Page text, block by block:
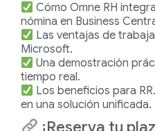
Cómo Omne RH
nómina en Business
Las ventajas de
Microsoft.
Una demostración
tiempo real.
Los beneficios para
en una solución unificada.